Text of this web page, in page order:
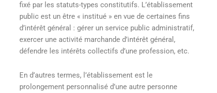
fixé par les statuts-types constitutifs. L’établissement
public est un être « institué » en vue de certaines fins
d’intérêt général : gérer un service public administratif,
exercer une activité marchande d’intérêt général,
défendre les intérêts collectifs d’une profession, etc.
En d’autres termes, l’établissement est le
prolongement personnalisé d’une autre personne